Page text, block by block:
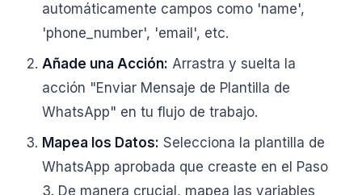
automáticamente campos como 'name',
'phone_number', 'email', etc.
Añade una Acción: Arrastra y suelta la
acción "Enviar Mensaje de Plantilla de
WhatsApp" en tu flujo de trabajo.
Mapea los Datos: Selecciona la plantilla de
WhatsApp aprobada que creaste en el Paso
3. De manera crucial, mapea las variables